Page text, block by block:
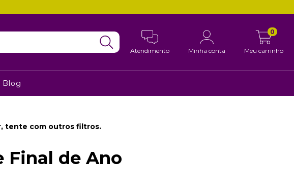
Atendimento Minha conta Meu carrinho
0
Blog
tente com outros filtros.
Final de Ano